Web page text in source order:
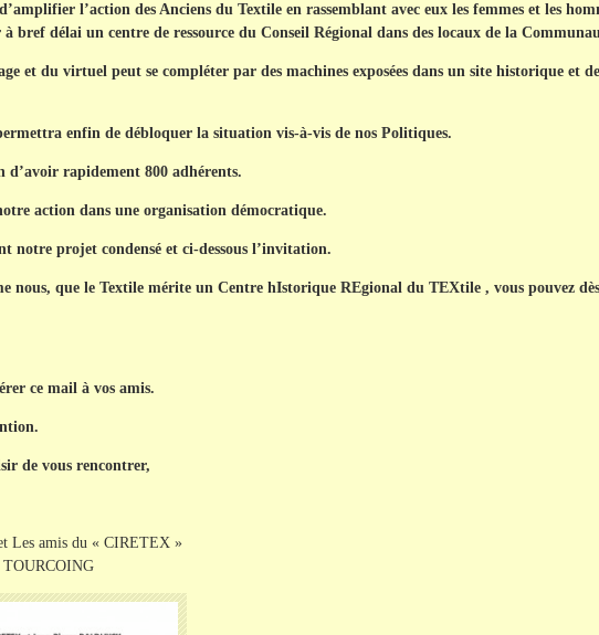
l’action des Anciens du Textile en rassemblant avec eux les femmes et les
bref délai un centre de ressource du Conseil Régional dans des locaux de la
et du virtuel peut se compléter par des machines exposées dans un site historique
enfin de débloquer la situation vis-à-vis de nos Politiques.
d’avoir rapidement 800 adhérents.
action dans une organisation démocratique.
notre projet condensé et ci-dessous l’invitation.
nous, que le Textile mérite un Centre hIstorique REgional du TEXtile , vous pouvez
ce mail à vos amis.
de vous rencontrer,
Les amis du « CIRETEX »
TOURCOING